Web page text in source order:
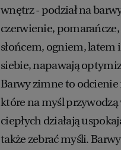
wnętrz - podział na
czerwienie, pomarańcze,
słońcem, ogniem, latem
siebie, napawają
Barwy zimne to odcienie
które na myśl
ciepłych działają
także zebrać myśli.